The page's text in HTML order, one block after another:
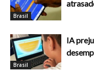
Brasil
Brasil
IA